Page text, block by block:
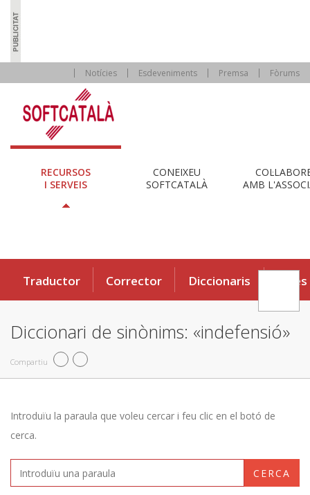
Notícies Esdeveniments Premsa Fòrums
RECURSOS
I SERVEIS
CONEIXEU
SOFTCATALÀ
AMB
Traductor Corrector Diccionaris Eines
Diccionari de sinònims: «indefensió»
Compartiu
Introduïu la paraula que voleu cercar i feu clic en el botó de
cerca.
CERCA